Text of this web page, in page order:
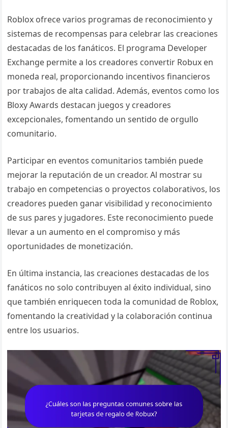
Roblox ofrece varios programas de reconocimiento y
sistemas de recompensas para celebrar las creaciones
destacadas de los fanáticos. El programa Developer
Exchange permite a los creadores convertir Robux en
moneda real, proporcionando incentivos financieros
por trabajos de alta calidad. Además, eventos como los
Bloxy Awards destacan juegos y creadores
excepcionales, fomentando un sentido de orgullo
comunitario.
Participar en eventos comunitarios también puede
mejorar la reputación de un creador. Al mostrar su
trabajo en competencias o proyectos colaborativos, los
creadores pueden ganar visibilidad y reconocimiento
de sus pares y jugadores. Este reconocimiento puede
llevar a un aumento en el compromiso y más
oportunidades de monetización.
En última instancia, las creaciones destacadas de los
fanáticos no solo contribuyen al éxito individual, sino
que también enriquecen toda la comunidad de Roblox,
fomentando la creatividad y la colaboración continua
entre los usuarios.